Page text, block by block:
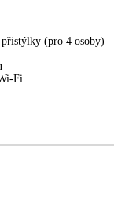
(pro 4 osoby)
Fi